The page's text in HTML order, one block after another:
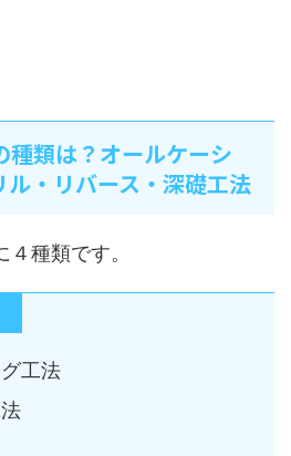
種類は？オールケーシ
ル・リバース・深礎工法
種類です。
工法